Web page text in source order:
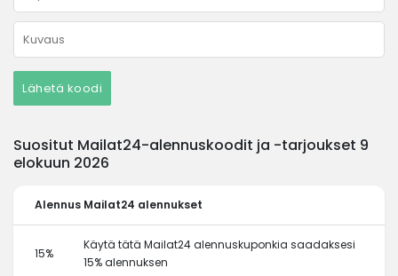
Lähetä koodi
Suositut Mailat24-alennuskoodit ja -tarjoukset 9
elokuun 2026
Alennus Mailat24 alennukset
15%
Käytä tätä Mailat24 alennuskuponkia saadaksesi
15% alennuksen